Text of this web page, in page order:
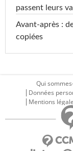
passent leurs
Avant-après :
copiées
Qui
Données
Mentions